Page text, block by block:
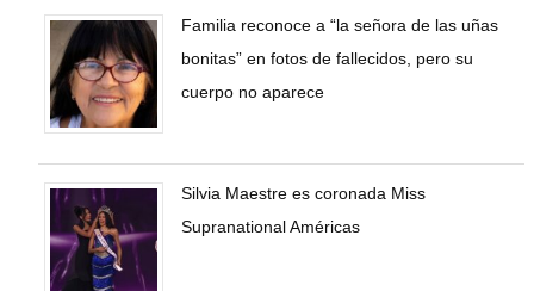
Familia reconoce a “la señora de las uñas
bonitas” en fotos de fallecidos, pero su
cuerpo no aparece
Silvia Maestre es coronada Miss
Supranational Américas